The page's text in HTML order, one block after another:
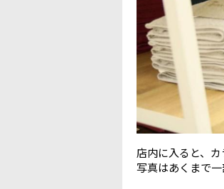
店内に入ると、
写真はあくまで